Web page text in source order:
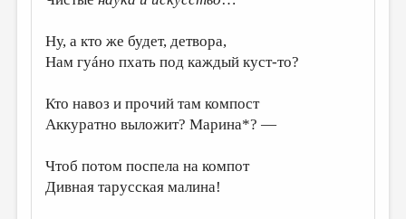
Ну, а кто же будет, детвора,
Нам гуáно пхать под каждый куст-то?
Кто навоз и прочий там компост
Аккуратно выложит? Марина*? —
Чтоб потом поспела на компот
Дивная тарусская малина!